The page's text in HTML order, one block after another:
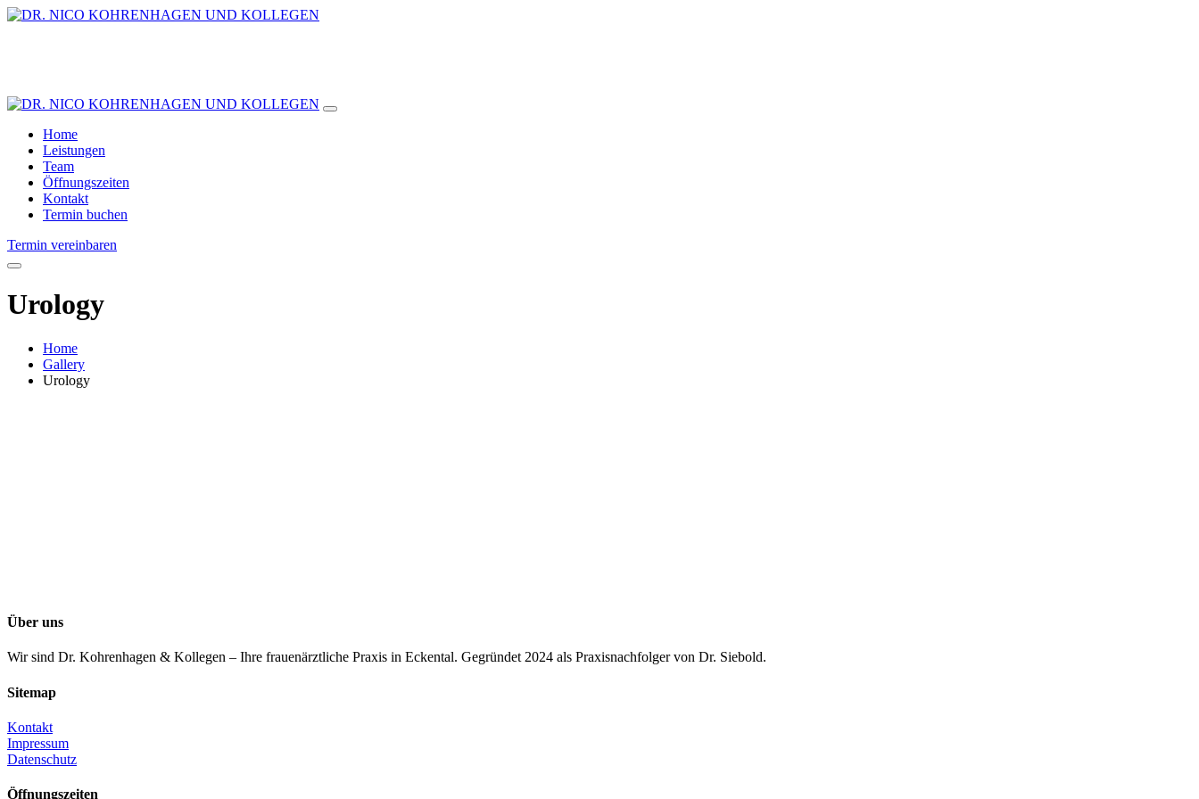
Home
Leistungen
Team
Öffnungszeiten
Kontakt
Termin buchen
Termin vereinbaren
Urology
Home
Gallery
Urology
Über uns
Wir sind Dr. Kohrenhagen & Kollegen – Ihre frauenärztliche Praxis in Eckental. Gegründet 2024 als Praxisnachfolger von Dr. Siebold.
Sitemap
Kontakt
Impressum
Datenschutz
Öffnungszeiten